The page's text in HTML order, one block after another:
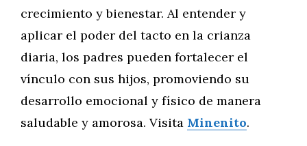
crecimiento y bienestar. Al entender y
aplicar el poder del tacto en la crianza
diaria, los padres pueden fortalecer el
vínculo con sus hijos, promoviendo su
desarrollo emocional y físico de manera
saludable y amorosa. Visita Minenito.